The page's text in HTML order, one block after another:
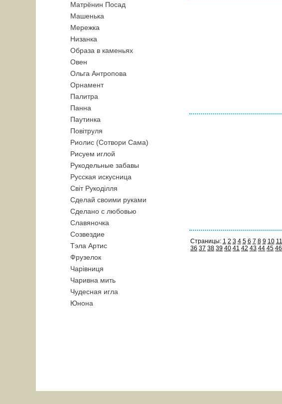
Матрёнин Посад
Машенька
Мережка
Низанка
Образа в каменьях
Овен
Ольга Антропова
Орнамент
Палитра
Панна
Паутинка
Повiтруля
Риолис (Сотвори Сама)
Рисуем иглой
Рукодельные забавы
Русская искусница
Свiт Рукодiлля
Сделай своими руками
Сделано с любовью
Славяночка
Созвездие
Тэла Артис
Фрузелок
Чарiвниця
Чаривна мить
Чудесная игла
Юнона
Страницы: 1 2 3 4 5 6 7 8 9 10 11
36 37 38 39 40 41 42 43 44 45 46